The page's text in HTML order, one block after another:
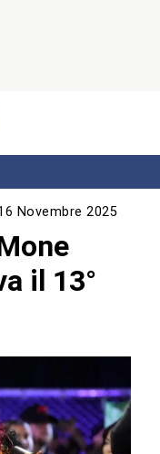
Novembre 2025
il 13°